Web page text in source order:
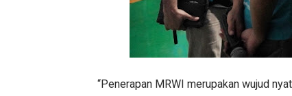
“Penerapan MRWI merupakan wujud